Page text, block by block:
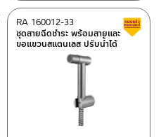
สินค้าปรับราคาลดลง
ชุดสายฉีดชำระ พร้อมสายและ
ขอแขวนสแตนเลส ปรับน้ำได้
RA 160012-33